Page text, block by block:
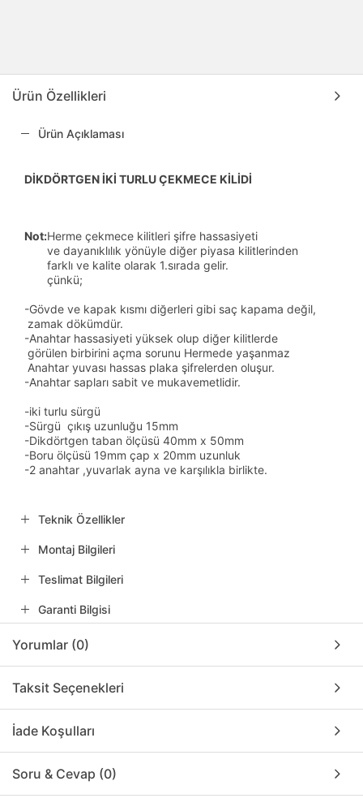
Ürün Özellikleri
Ürün Açıklaması
DİKDÖRTGEN İKİ TURLU ÇEKMECE KİLİDİ
Not:Herme çekmece kilitleri şifre hassasiyeti
ve dayanıklılık yönüyle diğer piyasa kilitlerinden
farklı ve kalite olarak 1.sırada gelir.
çünkü;
-Gövde ve kapak kısmı diğerleri gibi saç kapama değil,
zamak dökümdür.
-Anahtar hassasiyeti yüksek olup diğer kilitlerde
görülen birbirini açma sorunu Hermede yaşanmaz
Anahtar yuvası hassas plaka şifrelerden oluşur.
-Anahtar sapları sabit ve mukavemetlidir.
-iki turlu sürgü
-Sürgü çıkış uzunluğu 15mm
-Dikdörtgen taban ölçüsü 40mm x 50mm
-Boru ölçüsü 19mm çap x 20mm uzunluk
-2 anahtar ,yuvarlak ayna ve karşılıkla birlikte.
Teknik Özellikler
Montaj Bilgileri
Teslimat Bilgileri
Garanti Bilgisi
Yorumlar (0)
Taksit Seçenekleri
İade Koşulları
Soru & Cevap (0)